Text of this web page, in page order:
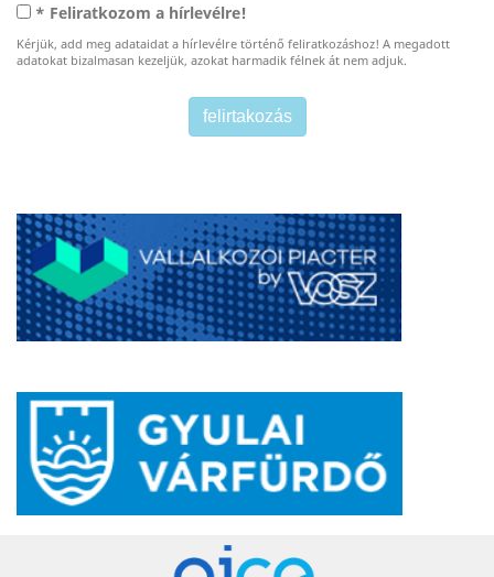
* Feliratkozom a hírlevélre!
Kérjük, add meg adataidat a hírlevélre történő feliratkozáshoz! A megadott
adatokat bizalmasan kezeljük, azokat harmadik félnek át nem adjuk.